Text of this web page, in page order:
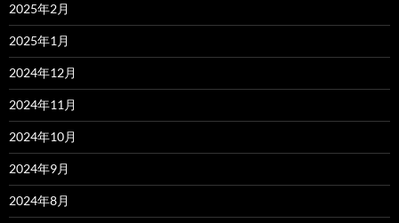
2025年2月
2025年1月
2024年12月
2024年11月
2024年10月
2024年9月
2024年8月